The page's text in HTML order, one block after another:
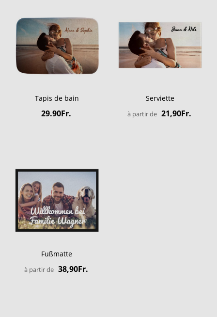
Tapis de bain
29.90Fr.
Serviette
à partir de 21,90Fr.
Fußmatte
à partir de 38,90Fr.